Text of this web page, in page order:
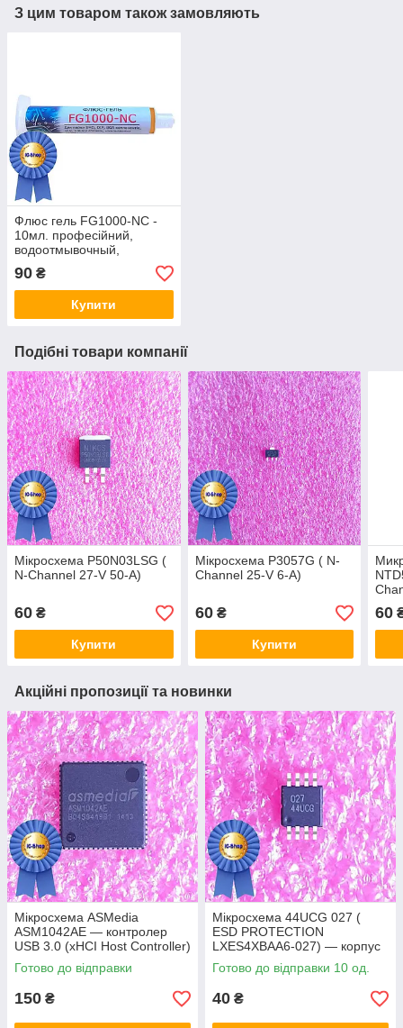
З цим товаром також замовляють
Флюс гель FG1000-NC -
10мл. професійний,
водоотмывочный,
водосмываемый
90 ₴
Купити
Подібні товари компанії
Мікросхема P50N03LSG (
N-Channel 27-V 50-A)
60 ₴
Купити
Мікросхема P3057G ( N-
Channel 25-V 6-A)
60₴
Купити
60
Акційні пропозиції та новинки
Мікросхема ASMedia
ASM1042AE — контролер
USB 3.0 (xHCI Host Controller)
Готово до відправки
150 ₴
Мікросхема 44UCG 027 (
ESD PROTECTION
LXES4XBAA6-027) — корпус
msop8
Готово до відправки 10 од.
40 ₴